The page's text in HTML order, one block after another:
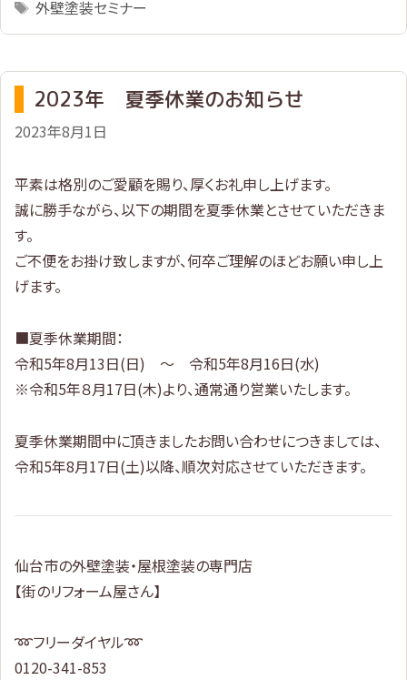
Tags
外壁塗装セミナー
2023年 夏季休業のお知らせ
2023年8月1日
平素は格別のご愛顧を賜り、厚くお礼申し上げます。
誠に勝手ながら、以下の期間を夏季休業とさせていただきま
す。
ご不便をお掛け致しますが、何卒ご理解のほどお願い申し上
げます。
■夏季休業期間：
令和5年8月13日(日) ～ 令和5年8月16日(水)
※令和5年８月17日(木)より、通常通り営業いたします。
夏季休業期間中に頂きましたお問い合わせにつきましては、
令和5年8月17日(土)以降、順次対応させていただきます。
仙台市の外壁塗装・屋根塗装の専門店
【街のリフォーム屋さん】
➿フリーダイヤル➿
0120-341-853